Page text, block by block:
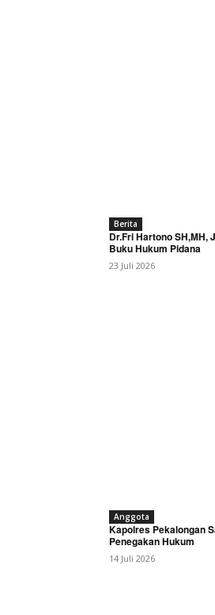
Berita
Dr.Fri Hartono SH,MH,
Buku Hukum Pidana
23 Juli 2026
Anggota
Kapolres Pekalongan
Penegakan Hukum
14 Juli 2026